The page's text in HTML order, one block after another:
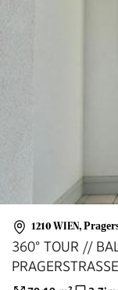
1210 WIEN,
360° TOUR //
PRAGERSTRASSE